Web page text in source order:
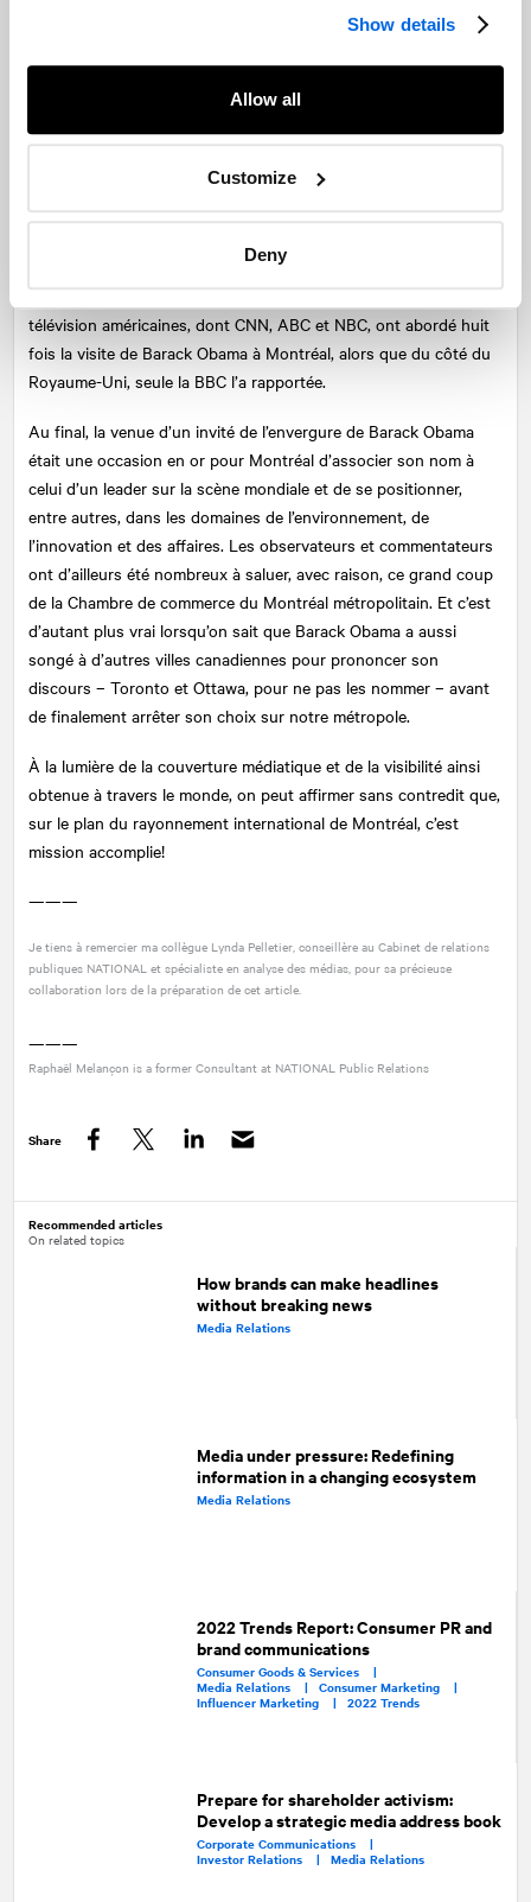
Show details
Allow all
Customize
Deny
Du côté de la radio et de la télévision, la situation est tout autre,
alors que nos cousins d’outre-Atlantique arrivent loin devant. En
effet, pas moins de 20 mentions ont été recensées sur les ondes
BFM, RTL, France Info et France Inter, pour ne nommer que
celles-là. Le réseau TV5 Monde, diffusé dans 291 millions de
foyers à travers 200 pays du globe, a également repris la
généralement peu à l’actualité d’ici, ces chiffres sont pour le
moins étonnants. Au second rang, les grandes chaînes de
télévision américaines, dont CNN, ABC et NBC, ont abordé huit
fois la visite de Barack Obama à Montréal, alors que du côté du
Royaume-Uni, seule la BBC l’a rapportée.
Au final, la venue d’un invité de l’envergure de Barack Obama
était une occasion en or pour Montréal d’associer son nom à
celui d’un leader sur la scène mondiale et de se positionner,
entre autres, dans les domaines de l’environnement, de
l’innovation et des affaires. Les observateurs et commentateurs
ont d’ailleurs été nombreux à saluer, avec raison, ce grand coup
de la Chambre de commerce du Montréal métropolitain. Et c’est
d’autant plus vrai lorsqu’on sait que Barack Obama a aussi
songé à d’autres villes canadiennes pour prononcer son
discours – Toronto et Ottawa, pour ne pas les nommer – avant
de finalement arrêter son choix sur notre métropole.
À la lumière de la couverture médiatique et de la visibilité ainsi
obtenue à travers le monde, on peut affirmer sans contredit que,
sur le plan du rayonnement international de Montréal, c’est
mission accomplie!
———
Je tiens à remercier ma collègue Lynda Pelletier, conseillère au Cabinet de relations
publiques NATIONAL et spécialiste en analyse des médias, pour sa précieuse
collaboration lors de la préparation de cet article.
———
Raphaël Melançon is a former Consultant at NATIONAL Public Relations
Share
Recommended articles
On related topics
How brands can make headlines
without breaking news
Media Relations
Media under pressure: Redefining
information in a changing ecosystem
Media Relations
2022 Trends Report: Consumer PR and
brand communications
Consumer Goods & Services |
Media Relations | Consumer Marketing |
Influencer Marketing | 2022 Trends
Prepare for shareholder activism:
Develop a strategic media address book
Corporate Communications |
Investor Relations |Media Relations